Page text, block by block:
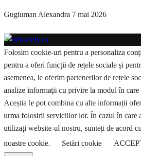
Gugiuman Alexandra 7 mai 2026
Folosim cookie-uri pentru a personaliza
pentru a oferi funcții de rețele sociale și
asemenea, le oferim partenerilor de rețele
analize informații cu privire la modul în
Aceștia le pot combina cu alte informații
urma folosirii serviciilor lor. În cazul în care
utilizați website-ul nostru, sunteți de acord
noastre cookie.
Setări cookie